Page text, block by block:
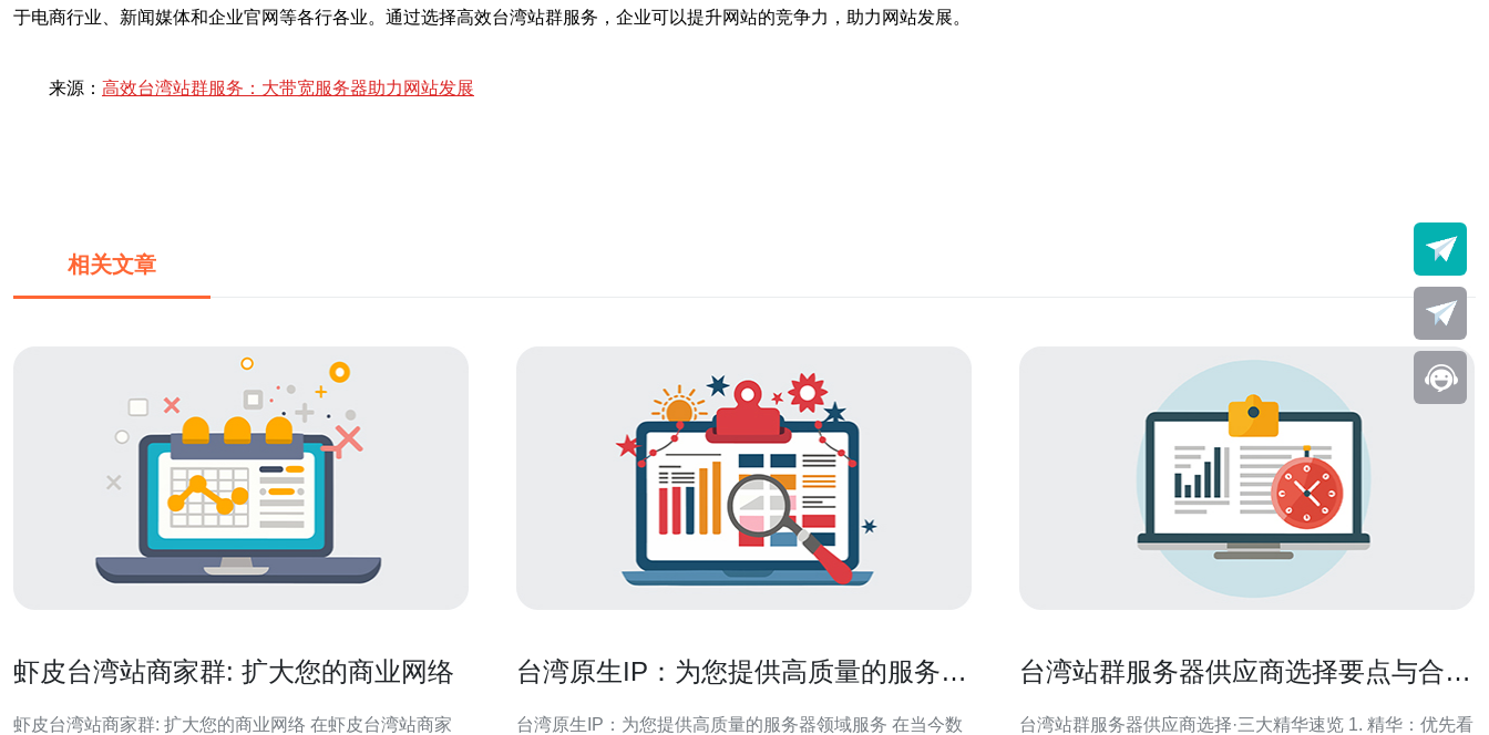
于电商行业、新闻媒体和企业官网等各行各业。通过选择高效台湾站群服务，企业可以提升网站的竞争力，助力网站发展。
来源： 高效台湾站群服务：大带宽服务器助力网站发展
相关文章
虾皮台湾站商家群: 扩大您的商业网络
虾皮台湾站商家群: 扩大您的商业网络 在虾皮台湾站商家
台湾原生IP：为您提供高质量的服务器
台湾原生IP：为您提供高质量的服务器领域服务 在当今数
台湾站群服务器供应商选择要点与合同
台湾站群服务器供应商选择·三大精华速览 1. 精华：优先看